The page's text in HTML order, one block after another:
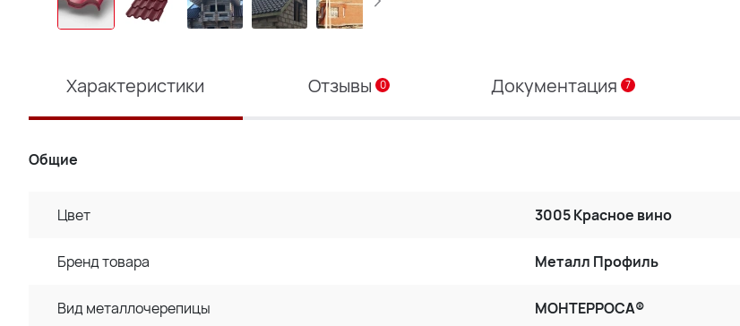
Характеристики Отзывы 0 Документация 7
Общие
Цвет 3005 Красное вино
Бренд товара Металл Профиль
Вид металлочерепицы МОНТЕРРОСА®